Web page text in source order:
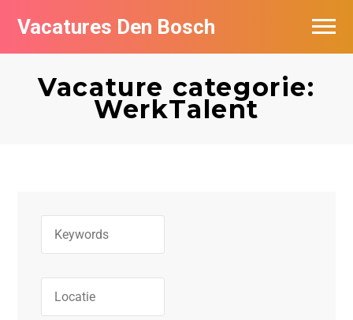
Vacatures Den Bosch
Vacature categorie:
WerkTalent
Vacatures per bedrijf in Den Bosch
De populairste vacatures in Den Bosch